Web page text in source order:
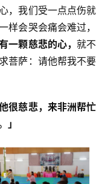
，我们受一点点伤就
样会哭会痛会难过，
一颗慈悲的心， 就不
菩萨：请他帮我不要
他很慈悲，来非洲帮忙
」